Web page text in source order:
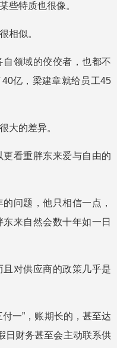
些特质也很像。
相似。
领域的佼佼者，也都不
亿，梁建章就给员工45
大的差异。
看重胖东来爱与自由的
问题，他只相信一点，
来自然会数十年如一日
对供应商的政策几乎是
一”，账期长的，甚至达
日财务甚至会主动联系供